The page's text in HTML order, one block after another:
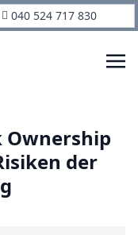
040 524 717 830
Ownership
der